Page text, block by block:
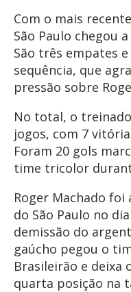
Com o mais
São Paulo chegou
São três empates
sequência, que
pressão sobre
No total, o
jogos, com 7
Foram 20 gols
time tricolor
Roger Machado
do São Paulo no
demissão do
gaúcho pegou o
Brasileirão e deixa
quarta posição na